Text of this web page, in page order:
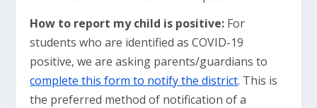
How to report my child is positive: For
students who are identified as COVID-19
positive, we are asking parents/guardians to
complete this form to notify the district. This is
the preferred method of notification of a